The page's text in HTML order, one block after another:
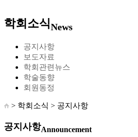
학회소식News
공지사항
보도자료
학회관련뉴스
학술동향
회원동정
> 학회소식 > 공지사항
공지사항Announcement